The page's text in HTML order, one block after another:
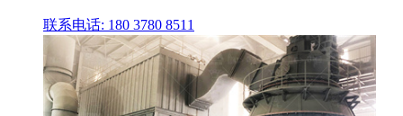
联系电话: 180 3780 8511